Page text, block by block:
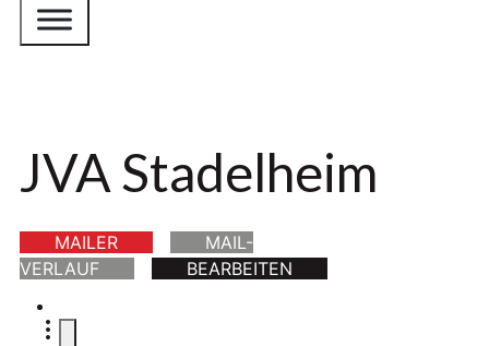
JVA Stadelheim
MAILER
MAIL-
VERLAUF
BEARBEITEN